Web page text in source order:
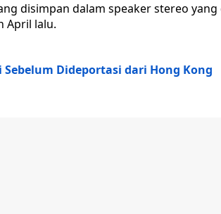
disimpan dalam speaker stereo yang
April lalu.
Dideportasi dari Hong Kong